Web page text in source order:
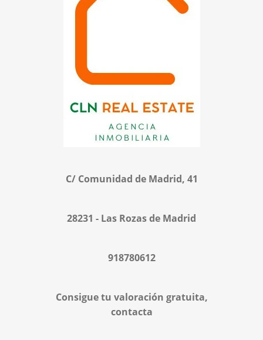
C/ Comunidad de Madrid, 41
28231 - Las Rozas de Madrid
918780612
Consigue tu valoración gratuita,
contacta